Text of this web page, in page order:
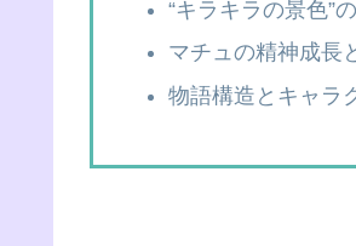
“キラキラの景色”
マチュの精神成長
物語構造とキャラ